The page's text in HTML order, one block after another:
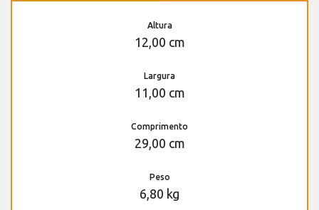
Altura
12,00 cm
Largura
11,00 cm
Comprimento
29,00 cm
Peso
6,80 kg